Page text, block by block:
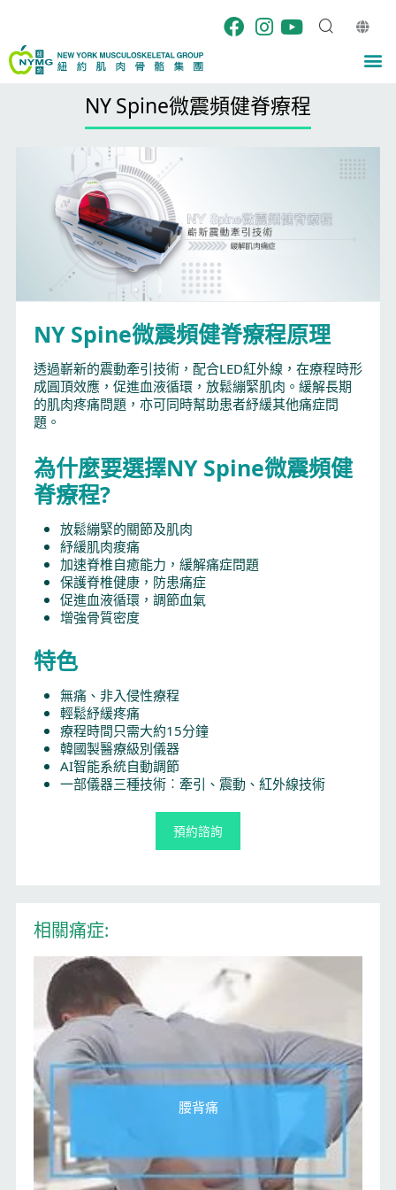
content
NY Spine微震頻健脊療程
NY Spine微震頻健脊療程原理
透過嶄新的震動牽引技術，配合LED紅外線，在療程時形
成圓頂效應，促進血液循環，放鬆繃緊肌肉。緩解長期
的肌肉疼痛問題，亦可同時幫助患者紓緩其他痛症問
題。
為什麼要選擇NY Spine微震頻健
脊療程?
放鬆繃緊的關節及肌肉
紓緩肌肉痠痛
加速脊椎自癒能力，緩解痛症問題
保護脊椎健康，防患痛症
促進血液循環，調節血氣
增強骨質密度
特色
無痛、非入侵性療程
輕鬆紓緩疼痛
療程時間只需大約15分鐘
韓國製醫療級別儀器
AI智能系統自動調節
一部儀器三種技術︰牽引、震動、紅外線技術
預約諮詢
相關痛症:
腰背痛